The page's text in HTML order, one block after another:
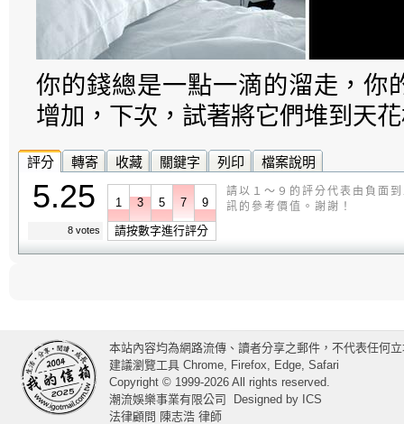
你的錢總是一點一滴的溜走，你
增加，下次，試著將它們堆到天
評分 轉寄 收藏 關鍵字 列印 檔案說明
5.25
8 votes
1 3 5 7 9
請按數字進行評分
請以１～９的評分代表由負面
訊的參考價值。謝謝！
本站內容均為網路流傳、讀者分享之郵件，不代表任何
建議瀏覽工具 Chrome, Firefox, Edge, Safari
Copyright © 1999-2026 All rights reserved.
潮流娛樂事業有限公司
Designed by ICS
法律顧問 陳志浩 律師